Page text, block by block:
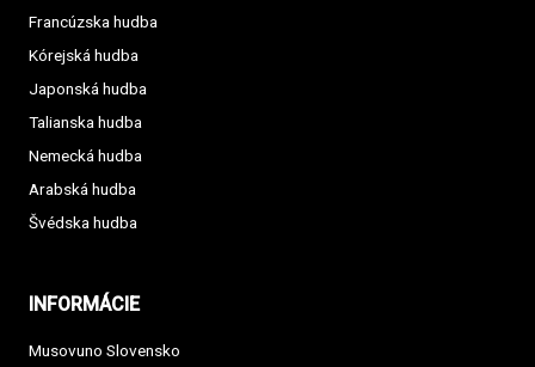
Francúzska hudba
Kórejská hudba
Japonská hudba
Talianska hudba
Nemecká hudba
Arabská hudba
Švédska hudba
INFORMÁCIE
Musovuno Slovensko